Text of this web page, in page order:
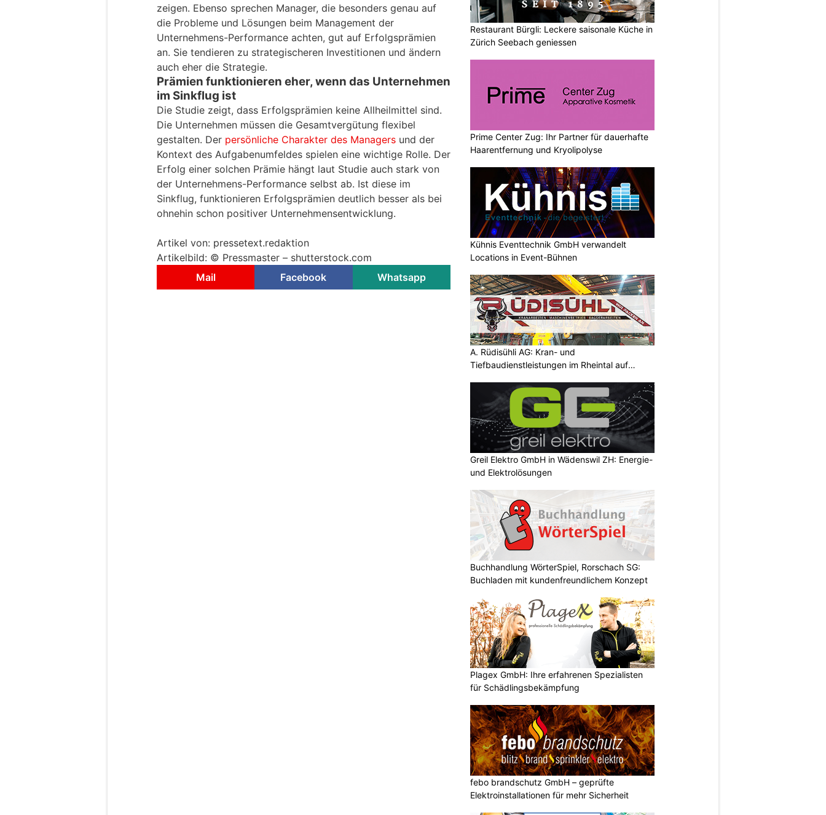
zeigen. Ebenso sprechen Manager, die besonders genau auf
die Probleme und Lösungen beim Management der
Unternehmens-Performance achten, gut auf Erfolgsprämien
an. Sie tendieren zu strategischeren Investitionen und ändern
auch eher die Strategie.
Prämien funktionieren eher, wenn das Unternehmen
im Sinkflug ist
Die Studie zeigt, dass Erfolgsprämien keine Allheilmittel sind.
Die Unternehmen müssen die Gesamtvergütung flexibel
gestalten. Der persönliche Charakter des Managers und der
Kontext des Aufgabenumfeldes spielen eine wichtige Rolle. Der
Erfolg einer solchen Prämie hängt laut Studie auch stark von
der Unternehmens-Performance selbst ab. Ist diese im
Sinkflug, funktionieren Erfolgsprämien deutlich besser als bei
ohnehin schon positiver Unternehmensentwicklung.
Artikel von: pressetext.redaktion
Artikelbild: © Pressmaster – shutterstock.com
Mail
Facebook Whatsapp
Restaurant Bürgli: Leckere saisonale Küche in
Zürich Seebach geniessen
Prime Center Zug: Ihr Partner für dauerhafte
Haarentfernung und Kryolipolyse
Kühnis Eventtechnik GmbH verwandelt
Locations in Event-Bühnen
A. Rüdisühli AG: Kran- und
Tiefbaudienstleistungen im Rheintal auf
Greil Elektro GmbH in Wädenswil ZH: Energie-
und Elektrolösungen
Buchhandlung WörterSpiel, Rorschach SG:
Buchladen mit kundenfreundlichem Konzept
Plagex GmbH: Ihre erfahrenen Spezialisten
für Schädlingsbekämpfung
febo brandschutz GmbH – geprüfte
Elektroinstallationen für mehr Sicherheit